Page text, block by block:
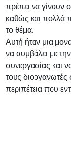
πρέπει να γίνουν
καθώς και πολλά
το θέμα.
Αυτή ήταν μια
να συμβάλει με
συνεργασίας και
τους διοργανωτές
περιπέτεια που